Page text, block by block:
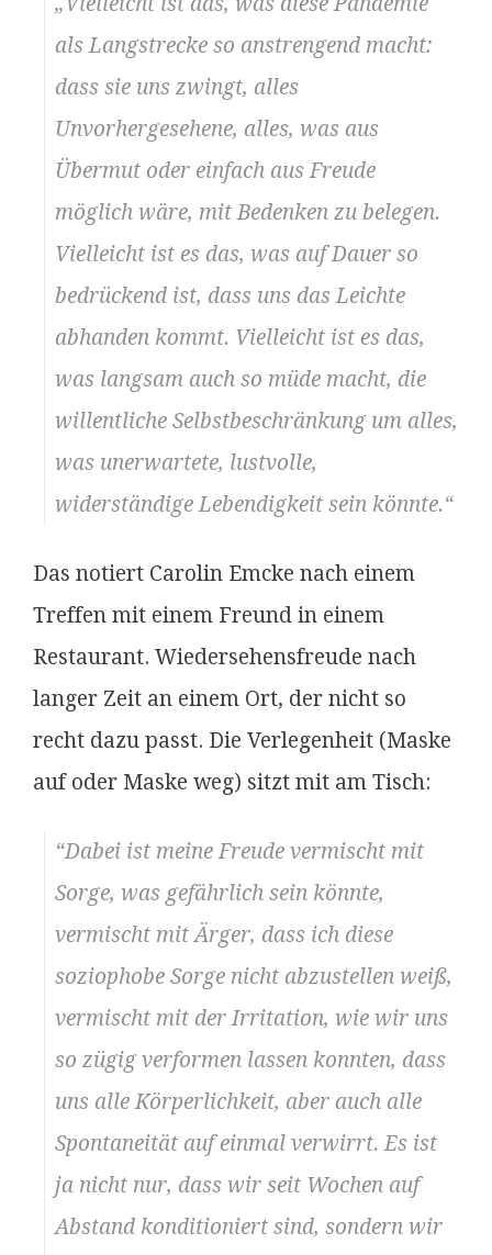
als Langstrecke so anstrengend macht:
dass sie uns zwingt, alles
Unvorhergesehene, alles, was aus
Übermut oder einfach aus Freude
möglich wäre, mit Bedenken zu belegen.
Vielleicht ist es das, was auf Dauer so
bedrückend ist, dass uns das Leichte
abhanden kommt. Vielleicht ist es das,
was langsam auch so müde macht, die
willentliche Selbstbeschränkung um alles,
was unerwartete, lustvolle,
widerständige Lebendigkeit sein könnte.“
Das notiert Carolin Emcke nach einem
Treffen mit einem Freund in einem
Restaurant. Wiedersehensfreude nach
langer Zeit an einem Ort, der nicht so
recht dazu passt. Die Verlegenheit (Maske
auf oder Maske weg) sitzt mit am Tisch:
“Dabei ist meine Freude vermischt mit
Sorge, was gefährlich sein könnte,
vermischt mit Ärger, dass ich diese
soziophobe Sorge nicht abzustellen weiß,
vermischt mit der Irritation, wie wir uns
so zügig verformen lassen konnten, dass
uns alle Körperlichkeit, aber auch alle
Spontaneität auf einmal verwirrt. Es ist
ja nicht nur, dass wir seit Wochen auf
Abstand konditioniert sind, sondern wir